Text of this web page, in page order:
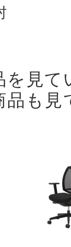
を見て
品も見